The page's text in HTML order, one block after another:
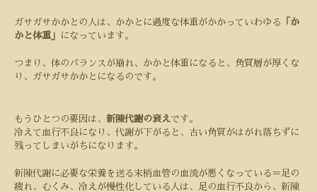
ガサガサかかとの人は、かかとに過度な体重がかかっていわゆる 「か
かと体重」
になっています。
つまり、体のバランスが崩れ、かかと体重になると、角質層が厚くな
り、ガサガサかかとになるのです。
もうひとつの要因は、 新陳代謝の衰えです。
冷えて血行不良になり、代謝が下がると、古い角質がはがれ落ちずに
残ってしまいがちになります。
新陳代謝に必要な栄養を送る末梢血管の血流が悪くなっている＝足の
疲れ、むくみ、冷えが慢性化している人は、足の血行不良から、新陳